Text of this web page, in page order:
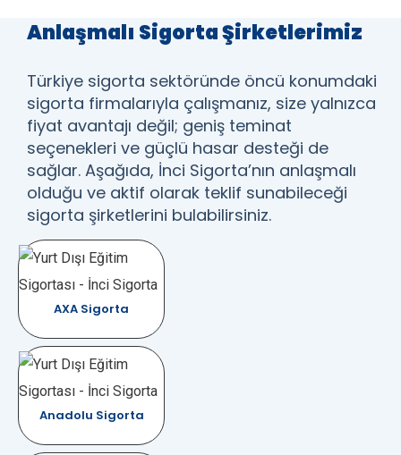
Anlaşmalı Sigorta Şirketlerimiz
Türkiye sigorta sektöründe öncü konumdaki
sigorta firmalarıyla çalışmanız, size yalnızca
fiyat avantajı değil; geniş teminat
seçenekleri ve güçlü hasar desteği de
sağlar. Aşağıda, İnci Sigorta’nın anlaşmalı
olduğu ve aktif olarak teklif sunabileceği
sigorta şirketlerini bulabilirsiniz.
AXA Sigorta
Anadolu Sigorta